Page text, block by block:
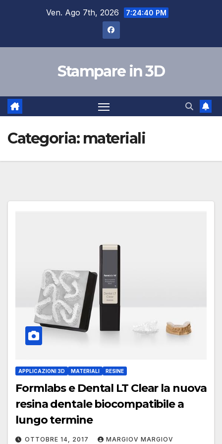
Ven. Ago 7th, 2026 7:24:41 PM
Stampare in 3D
Categoria: materiali
APPLICAZIONI 3D MATERIALI RESINE
Formlabs e Dental LT Clear la nuova
resina dentale biocompatibile a
lungo termine
OTTOBRE 14, 2017 MARGIOV MARGIOV